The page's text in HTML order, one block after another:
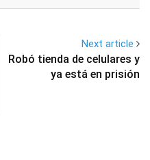
Next article
Robó tienda de celulares y
ya está en prisión